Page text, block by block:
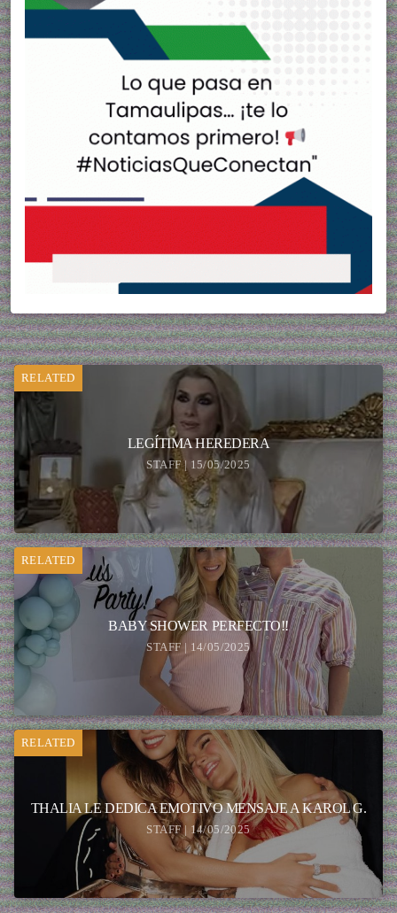
RELATED
LEGÍTIMA HEREDERA
STAFF | 15/05/2025
RELATED
BABY SHOWER PERFECTO!!
STAFF | 14/05/2025
RELATED
THALIA LE DEDICA EMOTIVO MENSAJE A KAROL G.
STAFF | 14/05/2025